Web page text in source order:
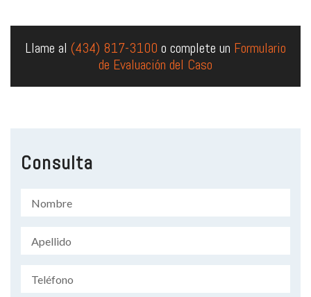
Llame al (434) 817-3100 o complete un Formulario
de Evaluación del Caso
Consulta